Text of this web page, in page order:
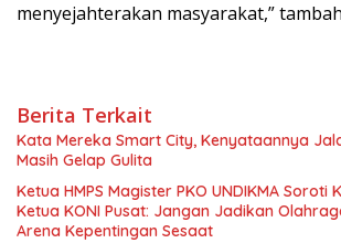
menyejahterakan masyarakat,”
Berita Terkait
Kata Mereka Smart City, Kenyataannya
Masih Gelap Gulita
Ketua HMPS Magister PKO UNDIKMA Soroti
Ketua KONI Pusat: Jangan Jadikan
Arena Kepentingan Sesaat